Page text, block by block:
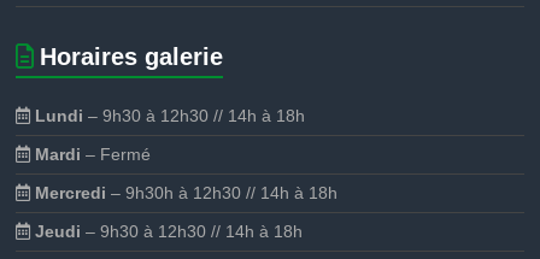
Horaires galerie
Lundi – 9h30 à 12h30 // 14h à 18h
Mardi – Fermé
Mercredi – 9h30h à 12h30 // 14h à 18h
Jeudi – 9h30 à 12h30 // 14h à 18h